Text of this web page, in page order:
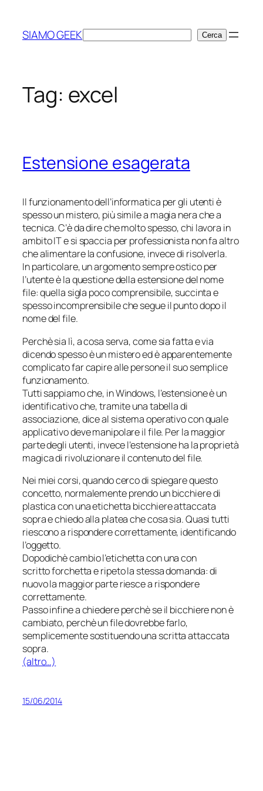
contenuto
SIAMO GEEKCerca Cerca
Tag: excel
Estensione esagerata
Il funzionamento dell’informatica per gli utenti è
spesso un mistero, più simile a magia nera che a
tecnica. C’è da dire che molto spesso, chi lavora in
ambito IT e si spaccia perprofessionista non fa altro
che alimentare la confusione, invece di risolverla.
In particolare, un argomento sempre ostico per
l’utente è la questione della estensione del nome
file: quella sigla poco comprensibile, succinta e
spesso incomprensibile che segue il punto dopo il
nome del file.
Perchè sia lì, a cosa serva, come sia fatta e via
dicendo spesso è un mistero ed è apparentemente
complicato far capire alle persone il suo semplice
funzionamento.
Tutti sappiamo che, in Windows, l’estensione è un
identificativo che, tramite una tabella di
associazione, dice al sistema operativo con quale
applicativo deve manipolare il file. Per la maggior
parte degli utenti, invece l’estensione ha la proprietà
magica di rivoluzionare il contenuto del file.
Nei miei corsi, quando cerco di spiegare questo
concetto, normalemente prendo un bicchiere di
plastica con una etichetta bicchiereattaccata
sopra e chiedo alla platea che cosa sia. Quasi tutti
riescono a rispondere correttamente, identificando
l’oggetto.
Dopodichè cambio l’etichetta con una con
scrittoforchettae ripeto la stessa domanda: di
nuovo la maggior parte riesce a rispondere
correttamente.
Passo infine a chiedere perchè se il bicchiere non è
cambiato, perchè un file dovrebbe farlo,
semplicemente sostituendo una scrittaattaccata
sopra.
(altro…)
15/06/2014